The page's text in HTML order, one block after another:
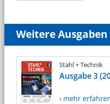
Weitere Ausgaben
Stahl + Technik
Ausgabe 3
› mehr